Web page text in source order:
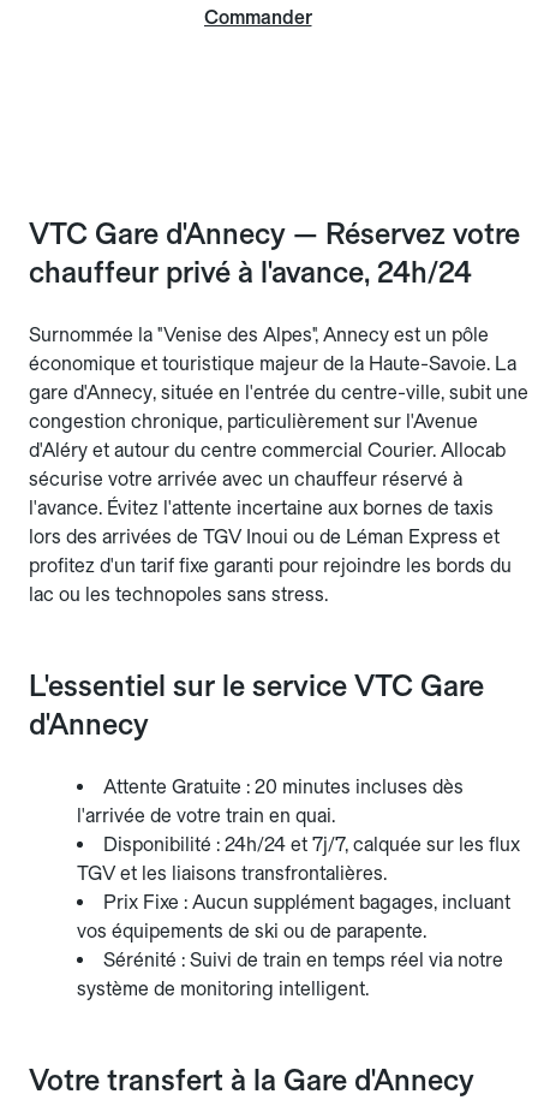
Commander
VTC Gare d'Annecy — Réservez votre
chauffeur privé à l'avance, 24h/24
Surnommée la "Venise des Alpes", Annecy est un pôle
économique et touristique majeur de la Haute-Savoie. La
gare d'Annecy, située en l'entrée du centre-ville, subit une
congestion chronique, particulièrement sur l'Avenue
d'Aléry et autour du centre commercial Courier. Allocab
sécurise votre arrivée avec un chauffeur réservé à
l'avance. Évitez l'attente incertaine aux bornes de taxis
lors des arrivées de TGV Inoui ou de Léman Express et
profitez d'un tarif fixe garanti pour rejoindre les bords du
lac ou les technopoles sans stress.
L'essentiel sur le service VTC Gare
d'Annecy
Attente Gratuite : 20 minutes incluses dès
l'arrivée de votre train en quai.
Disponibilité : 24h/24 et 7j/7, calquée sur les flux
TGV et les liaisons transfrontalières.
Prix Fixe : Aucun supplément bagages, incluant
vos équipements de ski ou de parapente.
Sérénité : Suivi de train en temps réel via notre
système de monitoring intelligent.
Votre transfert à la Gare d'Annecy